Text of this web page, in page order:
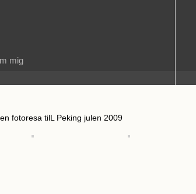
mig
fotoresa tilL Peking julen 2009